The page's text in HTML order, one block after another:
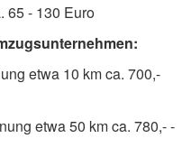
65 - 130 Euro
etwa 10 km ca. 700,-
etwa 50 km ca. 780,- -